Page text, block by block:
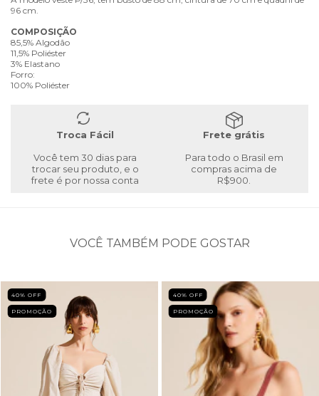
96 cm.
COMPOSIÇÃO
85,5% Algodão
11,5% Poliéster
3% Elastano
Forro:
100% Poliéster
Troca Fácil
Você tem 30 dias para
trocar seu produto, e o
frete é por nossa conta
Frete grátis
Para todo o Brasil em
compras acima de
R$900.
VOCÊ TAMBÉM PODE GOSTAR
40% OFF
PROMOÇÃO
40% OFF
PROMOÇÃO